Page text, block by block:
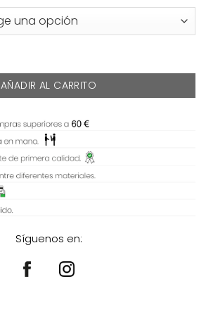
AÑADIR AL CARRITO
Síguenos en: